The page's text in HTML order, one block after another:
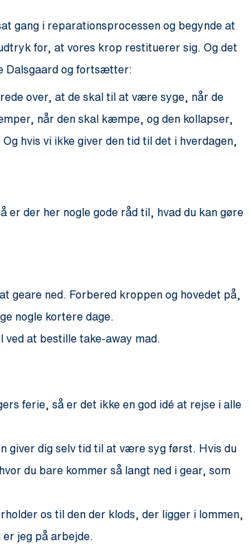
gang i reparationsprocessen og begynde at
for, at vores krop restituerer sig. Og det
Dalsgaard og fortsætter:
over, at de skal til at være syge, når de
når den skal kæmpe, og den kollapser,
hvis vi ikke giver den tid til det i hverdagen,
er der her nogle gode råd til, hvad du kan gøre
geare ned. Forbered kroppen og hovedet på,
nogle kortere dage.
ved at bestille take-away mad.
ferie, så er det ikke en god idé at rejse i alle
giver dig selv tid til at være syg først. Hvis du
du bare kommer så langt ned i gear, som
os til den der klods, der ligger i lommen,
jeg på arbejde.